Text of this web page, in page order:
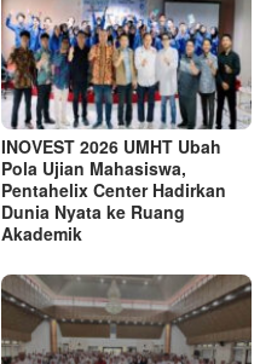
INOVEST 2026 UMHT Ubah
Pola Ujian Mahasiswa,
Pentahelix Center Hadirkan
Dunia Nyata ke Ruang
Akademik